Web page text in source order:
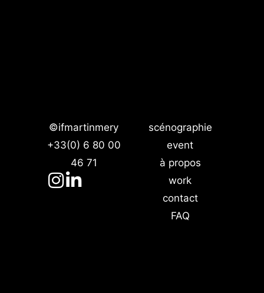
©ifmartinmery
+33(0) 6 80 00
46 71
scénographie
event
à propos
work
contact
FAQ